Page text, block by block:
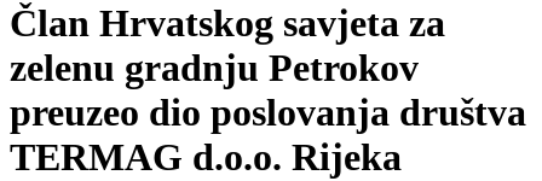
Član Hrvatskog savjeta za
zelenu gradnju Petrokov
preuzeo dio poslovanja društva
TERMAG d.o.o. Rijeka